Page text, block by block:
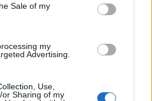
Sale of my
my
Advertising.
Use,
Sharing of my
Esemplari tutti, anche
allenati a Brescia
le regole d’ingaggio
indicherebbe?